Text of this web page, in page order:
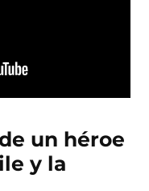
un héroe
y la